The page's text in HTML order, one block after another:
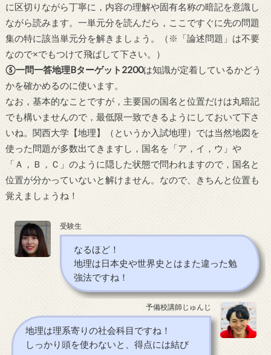
に区切りながら丁寧に，内容の理解や固有名称の暗記を意識し
ながら読みます。一単元分を読んだら，ここですぐに先の問題
集の特に該当単元分を解きましょう。（※「論述問題」は不要
なので×でもつけて飛ばして下さい。）
⑤一問一答地理Bターゲット2200は知識が定着しているかどう
かを確かめるのに使います。
なお，基本的なことですが，主要国の国名と位置だけは丸暗記
でも構いませんので，最低限一致できるようにしておいて下さ
いね。関西大学【地理】（というか入試地理）では当然地図を
使った問題が多数出てきますし，国名を「ア，イ，ウ」や
「Ａ，Ｂ，Ｃ」のように隠した状態で問われますので，国名と
位置が分かっていないと解けません。なので、きちんと位置も
覚えましょうね！
受験生
なるほど！
地理は日本史や世界史とはまた違った勉
強法ですね！
予備校講師じゅんじ
地理は理系寄りの社会科目ですね！
しっかり頭を使わないと、得点には結び